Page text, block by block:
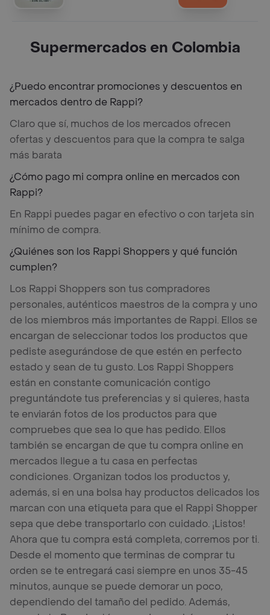
Supermercados en Colombia
¿Puedo encontrar promociones y descuentos en
mercados dentro de Rappi?
Claro que sí, muchos de los mercados ofrecen
ofertas y descuentos para que la compra te salga
más barata
¿Cómo pago mi compra online en mercados con
Rappi?
En Rappi puedes pagar en efectivo o con tarjeta sin
mínimo de compra.
¿Quiénes son los Rappi Shoppers y qué función
cumplen?
Los Rappi Shoppers son tus compradores
personales, auténticos maestros de la compra y uno
de los miembros más importantes de Rappi. Ellos se
encargan de seleccionar todos los productos que
pediste asegurándose de que estén en perfecto
estado y sean de tu gusto. Los Rappi Shoppers
están en constante comunicación contigo
preguntándote tus preferencias y si quieres, hasta
te enviarán fotos de los productos para que
compruebes que sea lo que has pedido. Ellos
también se encargan de que tu compra online en
mercados llegue a tu casa en perfectas
condiciones. Organizan todos los productos y,
además, si en una bolsa hay productos delicados los
marcan con una etiqueta para que el Rappi Shopper
sepa que debe transportarlo con cuidado. ¡Listos!
Ahora que tu compra está completa, corremos por ti.
Desde el momento que terminas de comprar tu
orden se te entregará casi siempre en unos 35-45
minutos, aunque se puede demorar un poco,
dependiendo del tamaño del pedido. Además,